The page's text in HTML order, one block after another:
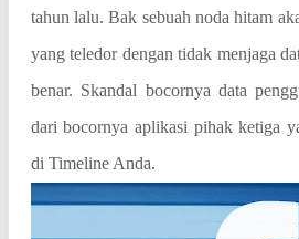
tahun lalu. Bak sebuah noda hitam
yang teledor dengan tidak menjaga
benar. Skandal bocornya data
dari bocornya aplikasi pihak ketiga
di Timeline Anda.